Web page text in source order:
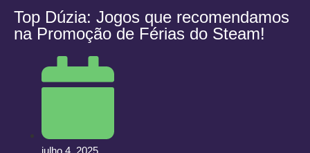
Top Dúzia: Jogos que recomendamos
na Promoção de Férias do Steam!
julho 4, 2025